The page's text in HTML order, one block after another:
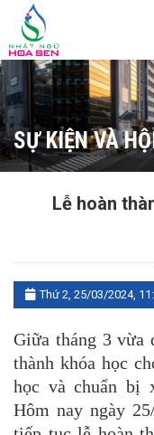
SỰ KIỆN VÀ
Lễ hoàn
Thứ 2, 25/03/2024,
Giữa tháng 3 vừa
thành khóa học
học và chuẩn bị
Hôm nay ngày